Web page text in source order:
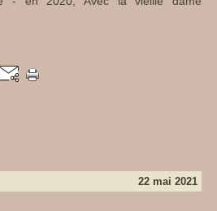
22 mai 2021